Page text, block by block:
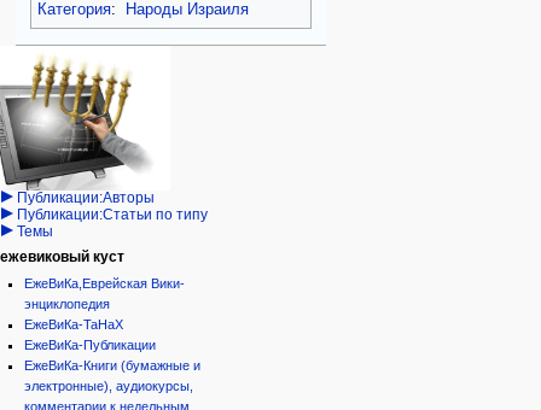
Категория: Народы Израиля
Навигация
персональные инструменты
войти
запрос
учётной
записи
категории
Израиль:Страна и
государство
Иудаизм
Народ
Проекты
Проекты/Участники/
дополнения
Публикации:Авторы
Публикации:Статьи по типу
Темы
ежевиковый куст
ЕжеВиКа,Еврейская Вики-
энциклопедия
ЕжеВиКа-ТаНаХ
ЕжеВиКа-Публикации
ЕжеВиКа-Книги (бумажные и
электронные), аудиокурсы,
комментарии к недельным